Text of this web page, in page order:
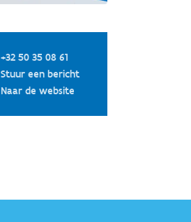
+32 50 35 08 61
Stuur een bericht
Naar de website